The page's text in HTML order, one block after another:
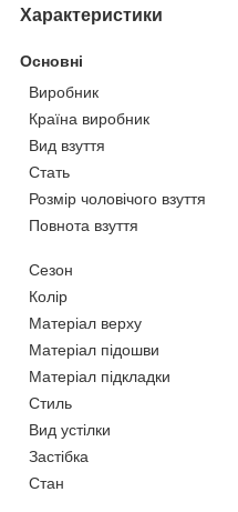
Характеристики
Основні
Виробник
Країна виробник
Вид взуття
Стать
Розмір чоловічого взуття
Повнота взуття
Сезон
Колір
Матеріал верху
Матеріал підошви
Матеріал підкладки
Стиль
Вид устілки
Застібка
Стан